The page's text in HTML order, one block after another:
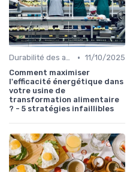
Durabilité des approvisionnement • 11/10/2025
Comment maximiser
l'efficacité énergétique dans
votre usine de
transformation alimentaire
? - 5 stratégies infaillibles